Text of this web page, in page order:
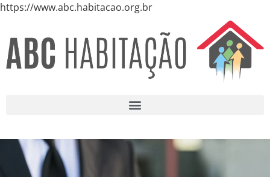
https://www.abc.habitacao.org.br